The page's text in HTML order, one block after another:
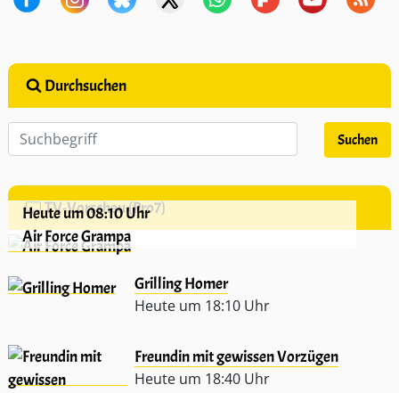
Durchsuchen
TV-Vorschau (Pro7)
Heute um 08:10 Uhr
Air Force Grampa
Grilling Homer
Heute um 18:10 Uhr
Freundin mit gewissen Vorzügen
Heute um 18:40 Uhr